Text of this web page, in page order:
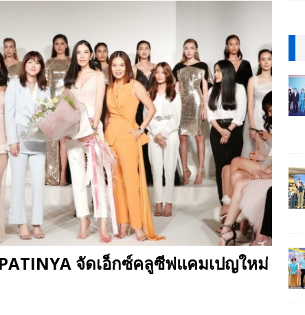
กที่สุด
AUTO NEWS
SOCIAL LIFE
จัดเอ็กซ์คลูซีฟแคมเปญใหม่